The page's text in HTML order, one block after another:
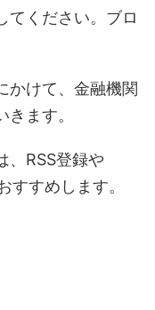
てください。ブロ
かけて、金融機関
ます。
、RSS登録や
すめします。